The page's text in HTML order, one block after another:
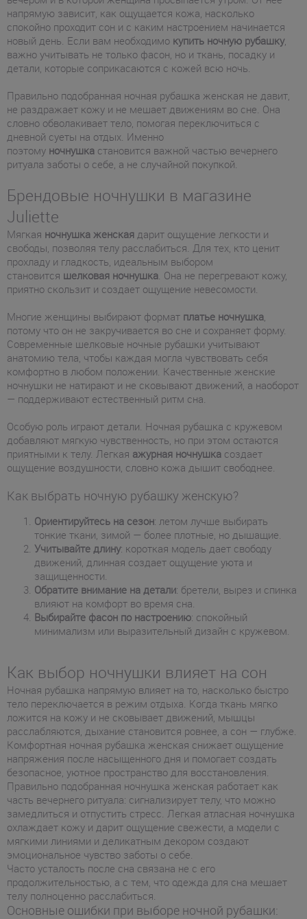
напрямую зависит, как ощущается кожа, насколько
спокойно проходит сон и с каким настроением начинается
новый день. Если вам необходимо купить ночную рубашку,
важно учитывать не только фасон, но и ткань, посадку и
детали, которые соприкасаются с кожей всю ночь.
Правильно подобранная ночная рубашка женская не давит,
не раздражает кожу и не мешает движениям во сне. Она
словно обволакивает тело, помогая переключиться с
дневной суеты на отдых. Именно
поэтому ночнушка становится важной частью вечернего
ритуала заботы о себе, а не случайной покупкой.
Брендовые ночнушки в магазине
Juliette
Мягкая ночнушка женская дарит ощущение легкости и
свободы, позволяя телу расслабиться. Для тех, кто ценит
прохладу и гладкость, идеальным выбором
становится шелковая ночнушка. Она не перегревают кожу,
приятно скользит и создает ощущение невесомости.
Многие женщины выбирают формат платье ночнушка,
потому что он не закручивается во сне и сохраняет форму.
Современные шелковые ночные рубашки учитывают
анатомию тела, чтобы каждая могла чувствовать себя
комфортно в любом положении. Качественные женские
ночнушки не натирают и не сковывают движений, а наоборот
— поддерживают естественный ритм сна.
Особую роль играют детали. Ночная рубашка с кружевом
добавляют мягкую чувственность, но при этом остаются
приятными к телу. Легкая ажурная ночнушка создает
ощущение воздушности, словно кожа дышит свободнее.
Как выбрать ночную рубашку женскую?
Ориентируйтесь на сезон: летом лучше выбирать
тонкие ткани, зимой — более плотные, но дышащие.
Учитывайте длину: короткая модель дает свободу
движений, длинная создает ощущение уюта и
защищенности.
Обратите внимание на детали: бретели, вырез и спинка
влияют на комфорт во время сна.
Выбирайте фасон по настроению: спокойный
минимализм или выразительный дизайн с кружевом.
Как выбор ночнушки влияет на сон
Ночная рубашка напрямую влияет на то, насколько быстро
тело переключается в режим отдыха. Когда ткань мягко
ложится на кожу и не сковывает движений, мышцы
расслабляются, дыхание становится ровнее, а сон — глубже.
Комфортная ночная рубашка женская снижает ощущение
напряжения после насыщенного дня и помогает создать
безопасное, уютное пространство для восстановления.
Правильно подобранная ночнушка женская работает как
часть вечернего ритуала: сигнализирует телу, что можно
замедлиться и отпустить стресс. Легкая атласная ночнушка
охлаждает кожу и дарит ощущение свежести, а модели с
мягкими линиями и деликатным декором создают
эмоциональное чувство заботы о себе.
Часто усталость после сна связана не с его
продолжительностью, а с тем, что одежда для сна мешает
телу полноценно расслабиться.
Основные ошибки при выборе ночной рубашки: